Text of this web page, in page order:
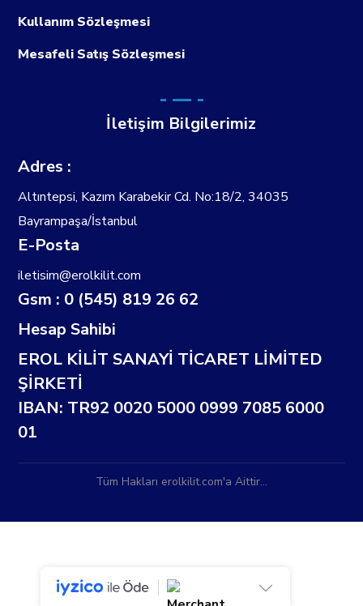
Kullanım Sözleşmesi
Mesafeli Satış Sözleşmesi
İletişim Bilgilerimiz
Adres :
Altıntepsi, Kazım Karabekir Cd. No:18/2, 34035
Bayrampaşa/İstanbul
E-Posta
iletisim@erolkilit.com
Gsm : 0 (545) 819 26 62
Hesap Sahibi
EROL KİLİT SANAYİ TİCARET LİMİTED
ŞİRKETİ
IBAN: TR92 0020 5000 0999 7085 6000
01
Tüm Hakları erolkilit.com'a Aittir...